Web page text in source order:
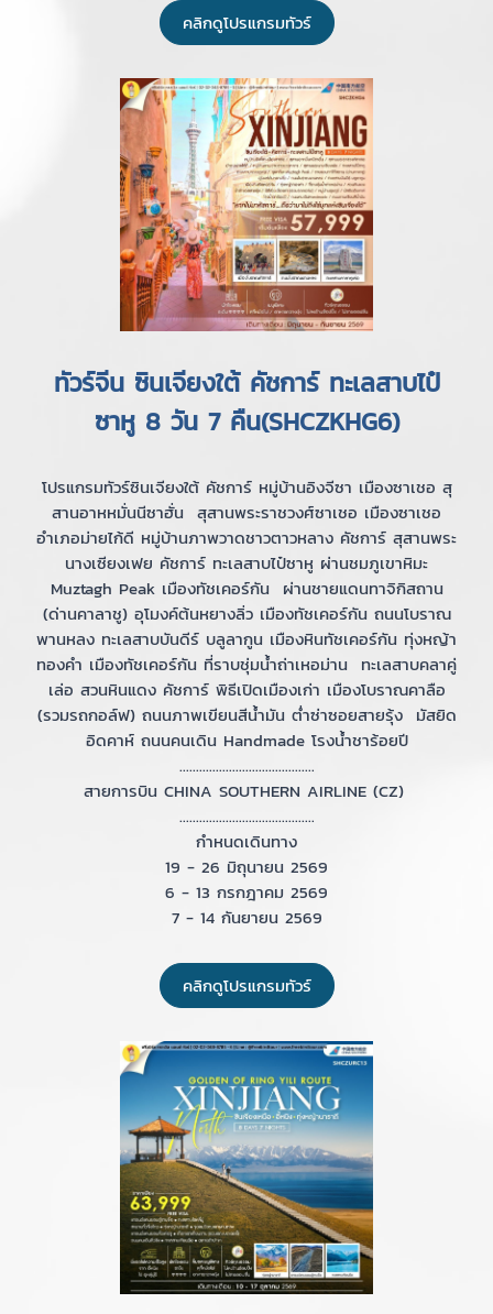
คลิกดูโปรแกรมทัวร์
ทัวร์จีน ซินเจียงใต้ คัชการ์ ทะเลสาบไป๋
ซาหู 8 วัน 7 คืน(SHCZKHG6)
โปรแกรมทัวร์ซินเจียงใต้ คัชการ์ หมู่บ้านอิงจีซา เมืองซาเชอ สุ
สานอาหหมั่นนีซาฮั่น สุสานพระราชวงศ์ซาเชอ เมืองซาเชอ
อำเภอม่ายไก้ดี หมู่บ้านภาพวาดชาวตาวหลาง คัชการ์ สุสานพระ
นางเซียงเฟย คัชการ์ ทะเลสาบไป๋ซาหู ผ่านชมภูเขาหิมะ
Muztagh Peak เมืองทัชเคอร์กัน ผ่านชายแดนทาจิกิสถาน
(ด่านคาลาชู) อุโมงค์ต้นหยางลิ่ว เมืองทัชเคอร์กัน ถนนโบราณ
พานหลง ทะเลสาบบันดีร์ บลูลากูน เมืองหินทัชเคอร์กัน ทุ่งหญ้า
ทองคำ เมืองทัชเคอร์กัน ที่ราบชุ่มน้ำถ่าเหอม่าน ทะเลสาบคลาคู่
เล่อ สวนหินแดง คัชการ์ พิธีเปิดเมืองเก่า เมืองโบราณคาลือ
(รวมรถกอล์ฟ) ถนนภาพเขียนสีน้ำมัน ต่ำซ่าซอยสายรุ้ง มัสยิด
อิดคาห์ ถนนคนเดิน Handmade โรงน้ำชาร้อยปี
.........................................
สายการบิน CHINA SOUTHERN AIRLINE (CZ)
.........................................
กำหนดเดินทาง
19 - 26 มิถุนายน 2569
6 - 13 กรกฎาคม 2569
7 - 14 กันยายน 2569
คลิกดูโปรแกรมทัวร์